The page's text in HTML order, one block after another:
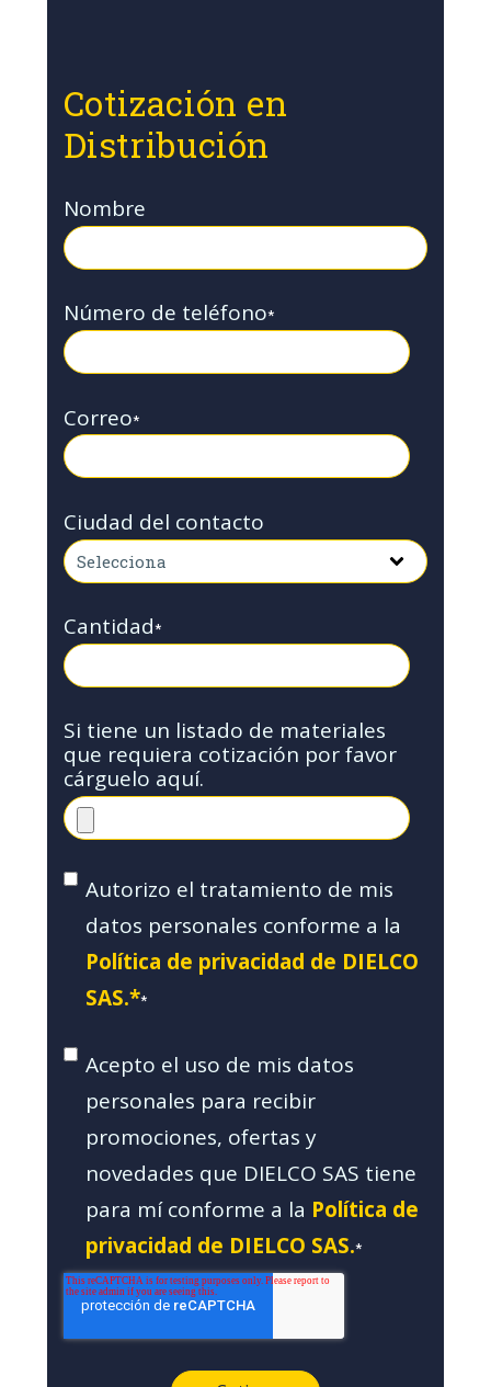
Cotización en
Distribución
Nombre
Número de teléfono*
Correo*
Ciudad del contacto
Cantidad*
Si tiene un listado de materiales
que requiera cotización por favor
cárguelo aquí.
Autorizo el tratamiento de mis
datos personales conforme a la
Política de privacidad de DIELCO
SAS.**
Acepto el uso de mis datos
personales para recibir
promociones, ofertas y
novedades que DIELCO SAS tiene
para mí conforme a la Política de
privacidad de DIELCO SAS.*